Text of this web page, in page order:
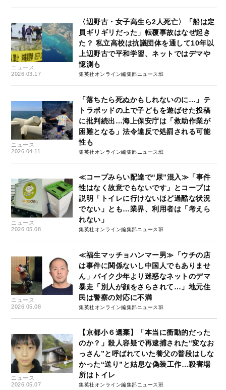
ニュース
2026.03.17
〈辺野古・女子高生ら2人死亡〉「船は定
員ギリギリだった」転覆事故はなぜ起き
た？ 私立高校は抗議団体を通して10年以
上辺野古で平和学習、ネットではデマや
憶測も
集英社オンライン編集部ニュース班
ニュース
2026.04.11
「落ちたら死ぬかもしれないのに…」テ
トラポッドの上で子どもを遊ばせた投稿
に批判続出…海上保安庁は「救助作業が
困難となる」法令違反で処罰される可能
性も
集英社オンライン編集部ニュース班
ニュース
2026.05.08
≪コープみらい配達で“尿”混入≫「事件
性はなく故意でもないです」とコープは
説明「トイレに行けないほど過酷な状況
でない」とも…業界、利用者は「考えら
れない」
集英社オンライン編集部ニュース班
ニュース
2026.05.08
≪福生マッチョハンマー男≫「ウチの店
は事件に関係ないし中国人でもありませ
ん」バイク少年より迷惑なネットのデマ
暴走「別人が顔をさらされて…」地元住
民は警察の対応に不満
集英社オンライン編集部ニュース班
ニュース
2026.05.07
【京都小６遺棄】「本当に衝動的だった
のか？」殺人容疑で再逮捕された“変なお
っさん”と呼ばれていた養父の普段はしな
かった“送り”と姑息な偽装工作…殺害場
所はトイレ
集英社オンライン編集部ニュース班